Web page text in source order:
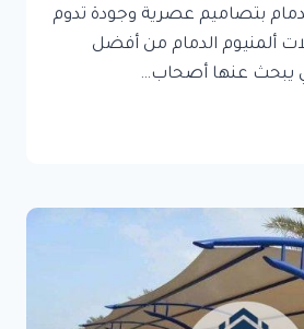
بتصاميم عصرية وجودة تدوم
ألمنيوم الدمام من أفضل
يبحث عنها أصحاب…